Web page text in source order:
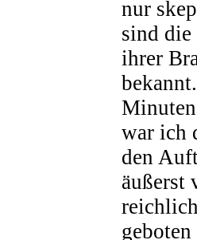
nur
sind
ihrer
war ich
den
äußerst